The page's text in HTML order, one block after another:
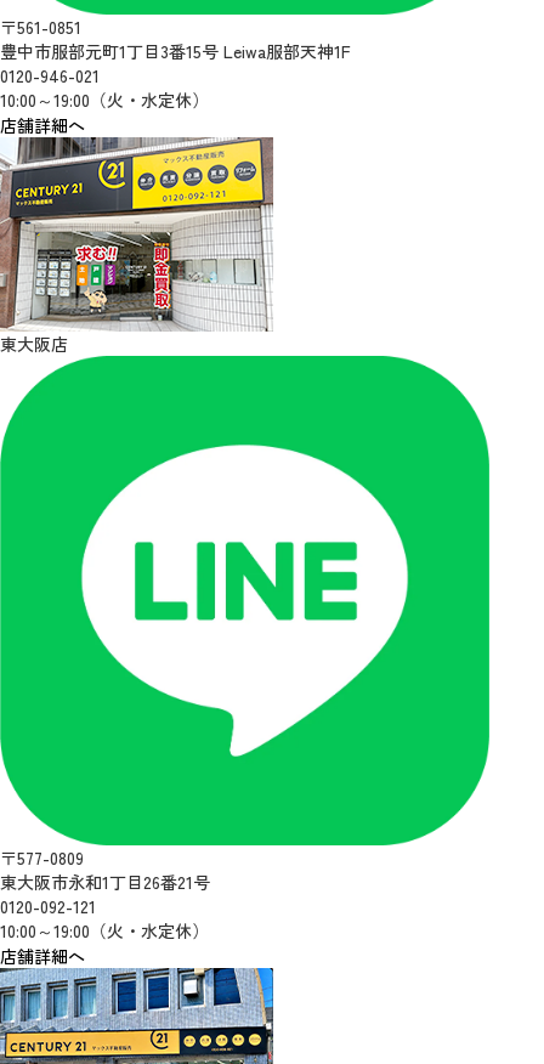
〒561-0851
豊中市服部元町1丁目3番15号 Leiwa服部天神1F
0120-946-021
10:00～19:00（火・水定休）
店舗詳細へ
東大阪店
〒577-0809
東大阪市永和1丁目26番21号
0120-092-121
10:00～19:00（火・水定休）
店舗詳細へ